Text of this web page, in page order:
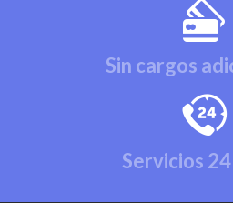
Sin cargos
Servicios